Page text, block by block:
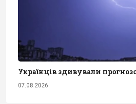
Українців здивували
07.08.2026